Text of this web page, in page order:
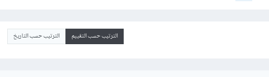
الترتيب حسب التقييم الترتيب حسب التاريخ